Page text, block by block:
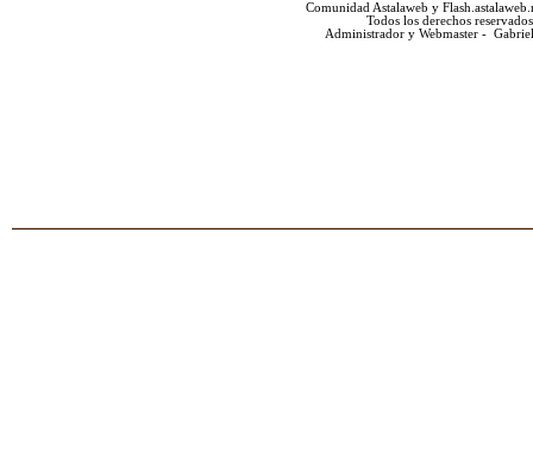
Comunidad Astalaweb y
Todos los derechos reservados
Administrador y Webmaster -